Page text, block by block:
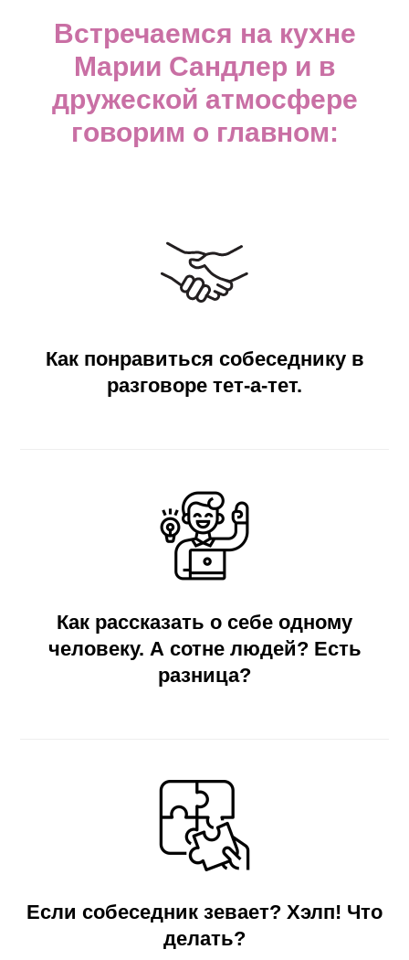
Встречаемся на кухне
Марии Сандлер и в
дружеской атмосфере
говорим о главном:
Как понравиться собеседнику в
разговоре тет-а-тет.
Как рассказать о себе одному
человеку. А сотне людей? Есть
разница?
Если собеседник зевает? Хэлп! Что
делать?